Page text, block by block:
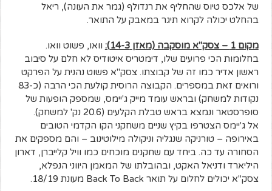
של אלכס טיוס שהחליף את רנדולף (גמר את העונה), ריאל
בהחלט יכולה לקרוא תיגר במאבק על התואר.
מקום 1 – צסק"א מוסקבה (מאזן 14-3):
וואו, פשוט וואו.
בחלומות הכי פרועים שלו, דימטריס איטודיס לא חלם על סיבוב
ראשון אדיר כמו זה של קבוצתו. צסק"א פשוט נהנית על הפרקט
ורואים זאת במספרים. הקבוצה הרוסית קולעת הכי הרבה (כ-83
נקודות למשחק) ובראש עומד מייק ג'יימס, שמספק הופעות של
סופרסטאר ונמצא בראש טבלת הקלעים (20.6 נק' למשחק).
אל ג'יימס הצטרפו בקיץ שניים משחקני הקו הקדמי הטובים
באירופה – טורניקה שנגליה וניקולה מילוטינוב – והם מספקים את
הסחורה עד כה. ביחד עם שחקנים מוכחים כמו וויל קלייברן, דארון
היליארד ודניאל האקט, ובהובלתו של המאמן היווני הנפלא,
צסק"א יכולים לחלום על תואר Back To Back מעונת 18/19.